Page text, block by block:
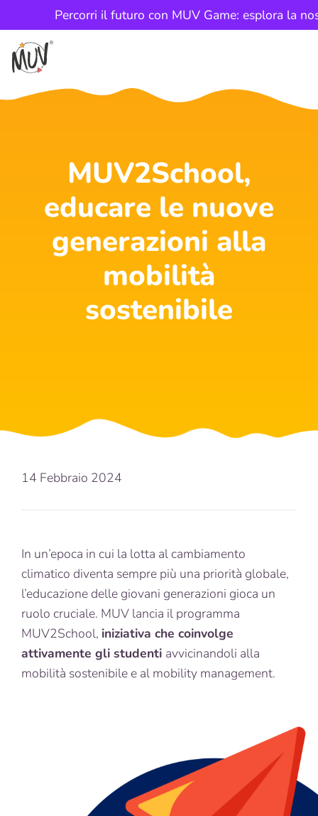
Percorri il futuro con MUV Game: esplora la
MUV2School,
educare le nuove
generazioni alla
mobilità
sostenibile
14 Febbraio 2024
In un’epoca in cui la lotta al cambiamento
climatico diventa sempre più una priorità globale,
l’educazione delle giovani generazioni gioca un
ruolo cruciale. MUV lancia il programma
MUV2School, iniziativa che coinvolge
attivamente gli studenti avvicinandoli alla
mobilità sostenibile e al mobility management.